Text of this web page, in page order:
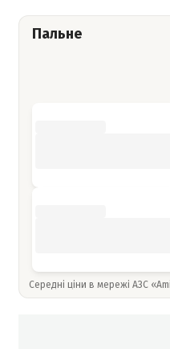
Пальне
Середні ціни в мережі АЗС